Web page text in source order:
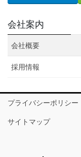
会社案内
会社概要
採用情報
プライバシーポリシー
サイトマップ